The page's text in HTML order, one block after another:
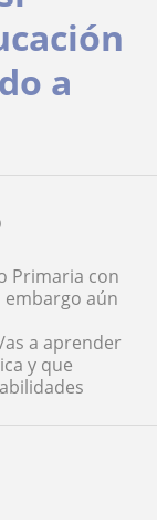
a
Primaria con
embargo aún
a aprender
y que